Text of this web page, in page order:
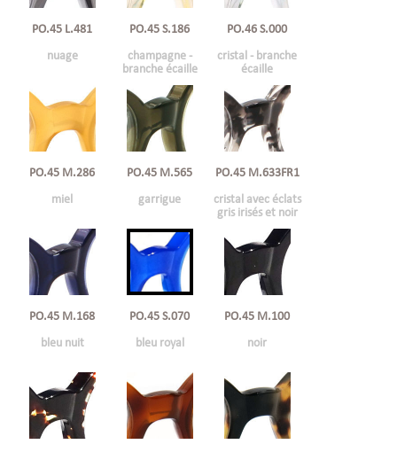
PO.45 L.481
nuage
PO.45 S.186
champagne -
branche écaille
PO.46 S.000
cristal - branche
écaille
PO.45 M.286
miel
PO.45 M.565
garrigue
PO.45 M.633FR1
cristal avec éclats
gris irisés et noir
PO.45 M.168
bleu nuit
PO.45 S.070
bleu royal
PO.45 M.100
noir